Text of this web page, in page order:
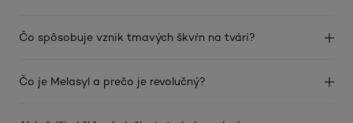
Čo spôsobuje vznik tmavých škvŕn na tvári?
Čo je Melasyl a prečo je revolučný?